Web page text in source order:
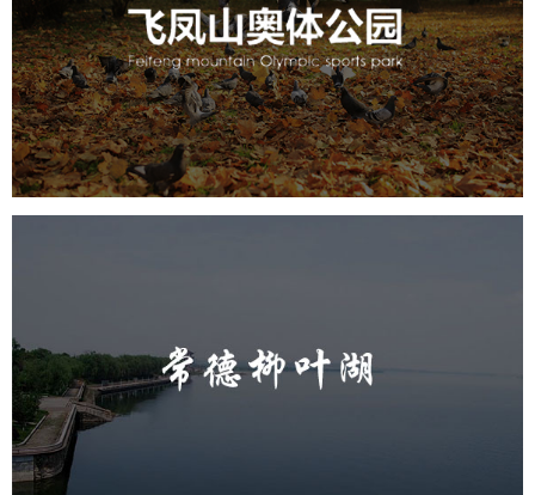
旅游休闲 公园 AI人工智能
智慧公园
智慧体育公园
智能步道 智能大数据平台
AR太极
智能体测
旅游休闲